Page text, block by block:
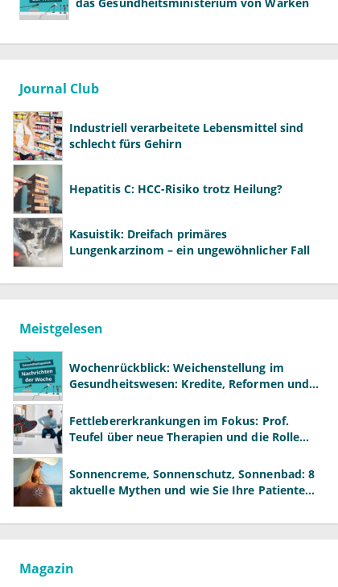
Journal Club
Industriell verarbeitete Lebensmittel sind
schlecht fürs Gehirn
Hepatitis C: HCC-Risiko trotz Heilung?
Kasuistik: Dreifach primäres
Lungenkarzinom – ein ungewöhnlicher Fall
Meistgelesen
Wochenrückblick: Weichenstellung im
Gesundheitswesen: Kredite, Reformen und
Fettlebererkrankungen im Fokus: Prof.
Teufel über neue Therapien und die Rolle
Sonnencreme, Sonnenschutz, Sonnenbad: 8
aktuelle Mythen und wie Sie Ihre Patienten
Magazin